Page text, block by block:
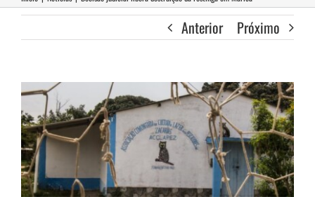
Anterior Próximo
View
Larger
Image